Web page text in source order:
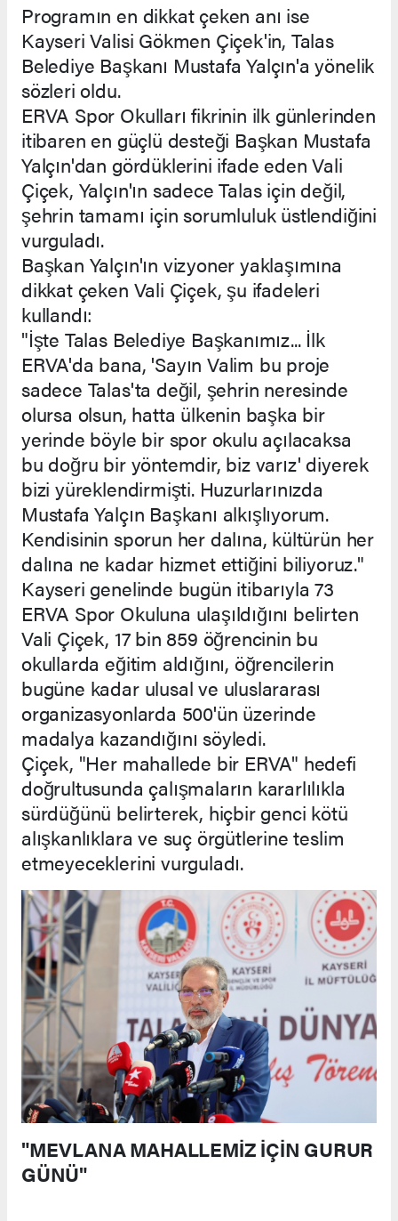
Programın en dikkat çeken anı ise
Kayseri Valisi Gökmen Çiçek'in, Talas
Belediye Başkanı Mustafa Yalçın'a yönelik
sözleri oldu.
ERVA Spor Okulları fikrinin ilk günlerinden
itibaren en güçlü desteği Başkan Mustafa
Yalçın'dan gördüklerini ifade eden Vali
Çiçek, Yalçın'ın sadece Talas için değil,
şehrin tamamı için sorumluluk üstlendiğini
vurguladı.
Başkan Yalçın'ın vizyoner yaklaşımına
dikkat çeken Vali Çiçek, şu ifadeleri
kullandı:
"İşte Talas Belediye Başkanımız... İlk
ERVA'da bana, 'Sayın Valim bu proje
sadece Talas'ta değil, şehrin neresinde
olursa olsun, hatta ülkenin başka bir
yerinde böyle bir spor okulu açılacaksa
bu doğru bir yöntemdir, biz varız' diyerek
bizi yüreklendirmişti. Huzurlarınızda
Mustafa Yalçın Başkanı alkışlıyorum.
Kendisinin sporun her dalına, kültürün her
dalına ne kadar hizmet ettiğini biliyoruz."
Kayseri genelinde bugün itibarıyla 73
ERVA Spor Okuluna ulaşıldığını belirten
Vali Çiçek, 17 bin 859 öğrencinin bu
okullarda eğitim aldığını, öğrencilerin
bugüne kadar ulusal ve uluslararası
organizasyonlarda 500'ün üzerinde
madalya kazandığını söyledi.
Çiçek, "Her mahallede bir ERVA" hedefi
doğrultusunda çalışmaların kararlılıkla
sürdüğünü belirterek, hiçbir genci kötü
alışkanlıklara ve suç örgütlerine teslim
etmeyeceklerini vurguladı.
"MEVLANA MAHALLEMİZ İÇİN GURUR
GÜNÜ"